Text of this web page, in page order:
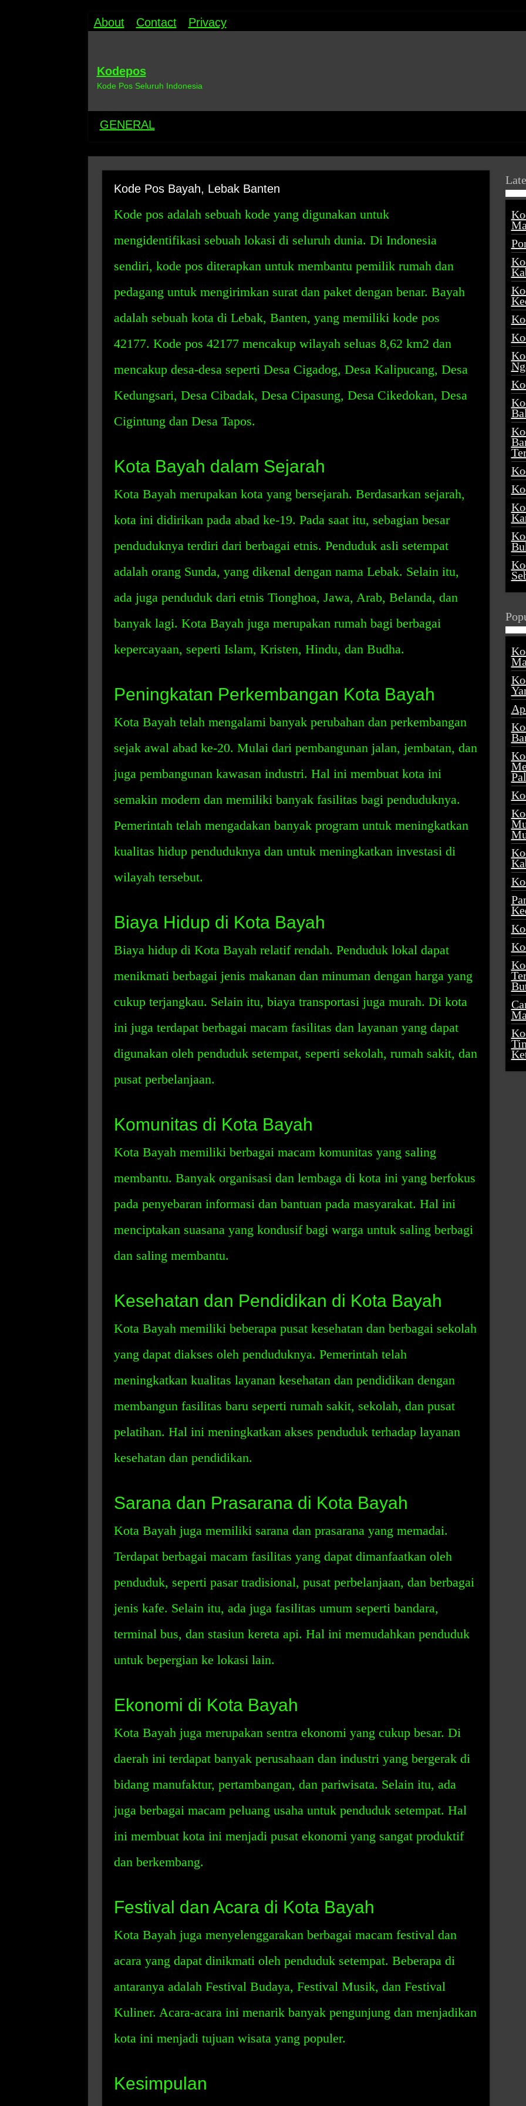
About Contact Privacy
Kodepos
Kode Pos Seluruh Indonesia
GENERAL
Kode Pos Bayah, Lebak Banten
Kode pos adalah sebuah kode yang digunakan untuk
mengidentifikasi sebuah lokasi di seluruh dunia. Di Indonesia
sendiri, kode pos diterapkan untuk membantu pemilik rumah dan
pedagang untuk mengirimkan surat dan paket dengan benar. Bayah
adalah sebuah kota di Lebak, Banten, yang memiliki kode pos
42177. Kode pos 42177 mencakup wilayah seluas 8,62 km2 dan
mencakup desa-desa seperti Desa Cigadog, Desa Kalipucang, Desa
Kedungsari, Desa Cibadak, Desa Cipasung, Desa Cikedokan, Desa
Cigintung dan Desa Tapos.
Kota Bayah dalam Sejarah
Kota Bayah merupakan kota yang bersejarah. Berdasarkan sejarah,
kota ini didirikan pada abad ke-19. Pada saat itu, sebagian besar
penduduknya terdiri dari berbagai etnis. Penduduk asli setempat
adalah orang Sunda, yang dikenal dengan nama Lebak. Selain itu,
ada juga penduduk dari etnis Tionghoa, Jawa, Arab, Belanda, dan
banyak lagi. Kota Bayah juga merupakan rumah bagi berbagai
kepercayaan, seperti Islam, Kristen, Hindu, dan Budha.
Peningkatan Perkembangan Kota Bayah
Kota Bayah telah mengalami banyak perubahan dan perkembangan
sejak awal abad ke-20. Mulai dari pembangunan jalan, jembatan, dan
juga pembangunan kawasan industri. Hal ini membuat kota ini
semakin modern dan memiliki banyak fasilitas bagi penduduknya.
Pemerintah telah mengadakan banyak program untuk meningkatkan
kualitas hidup penduduknya dan untuk meningkatkan investasi di
wilayah tersebut.
Biaya Hidup di Kota Bayah
Biaya hidup di Kota Bayah relatif rendah. Penduduk lokal dapat
menikmati berbagai jenis makanan dan minuman dengan harga yang
cukup terjangkau. Selain itu, biaya transportasi juga murah. Di kota
ini juga terdapat berbagai macam fasilitas dan layanan yang dapat
digunakan oleh penduduk setempat, seperti sekolah, rumah sakit, dan
pusat perbelanjaan.
Komunitas di Kota Bayah
Kota Bayah memiliki berbagai macam komunitas yang saling
membantu. Banyak organisasi dan lembaga di kota ini yang berfokus
pada penyebaran informasi dan bantuan pada masyarakat. Hal ini
menciptakan suasana yang kondusif bagi warga untuk saling berbagi
dan saling membantu.
Kesehatan dan Pendidikan di Kota Bayah
Kota Bayah memiliki beberapa pusat kesehatan dan berbagai sekolah
yang dapat diakses oleh penduduknya. Pemerintah telah
meningkatkan kualitas layanan kesehatan dan pendidikan dengan
membangun fasilitas baru seperti rumah sakit, sekolah, dan pusat
pelatihan. Hal ini meningkatkan akses penduduk terhadap layanan
kesehatan dan pendidikan.
Sarana dan Prasarana di Kota Bayah
Kota Bayah juga memiliki sarana dan prasarana yang memadai.
Terdapat berbagai macam fasilitas yang dapat dimanfaatkan oleh
penduduk, seperti pasar tradisional, pusat perbelanjaan, dan berbagai
jenis kafe. Selain itu, ada juga fasilitas umum seperti bandara,
terminal bus, dan stasiun kereta api. Hal ini memudahkan penduduk
untuk bepergian ke lokasi lain.
Ekonomi di Kota Bayah
Kota Bayah juga merupakan sentra ekonomi yang cukup besar. Di
daerah ini terdapat banyak perusahaan dan industri yang bergerak di
bidang manufaktur, pertambangan, dan pariwisata. Selain itu, ada
juga berbagai macam peluang usaha untuk penduduk setempat. Hal
ini membuat kota ini menjadi pusat ekonomi yang sangat produktif
dan berkembang.
Festival dan Acara di Kota Bayah
Kota Bayah juga menyelenggarakan berbagai macam festival dan
acara yang dapat dinikmati oleh penduduk setempat. Beberapa di
antaranya adalah Festival Budaya, Festival Musik, dan Festival
Kuliner. Acara-acara ini menarik banyak pengunjung dan menjadikan
kota ini menjadi tujuan wisata yang populer.
Kesimpulan